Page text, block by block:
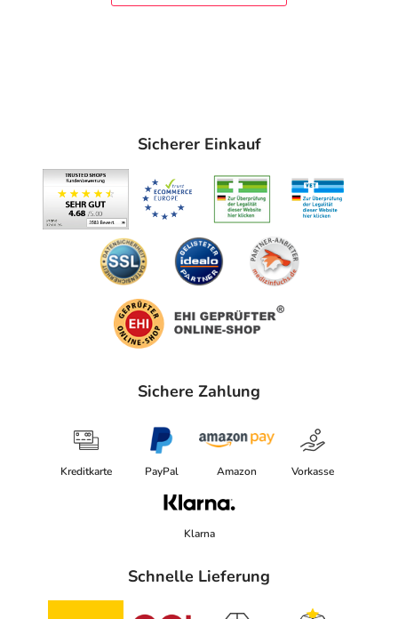
Sicherer Einkauf
Sichere Zahlung
Kreditkarte PayPal Amazon Vorkasse
Klarna
Schnelle Lieferung